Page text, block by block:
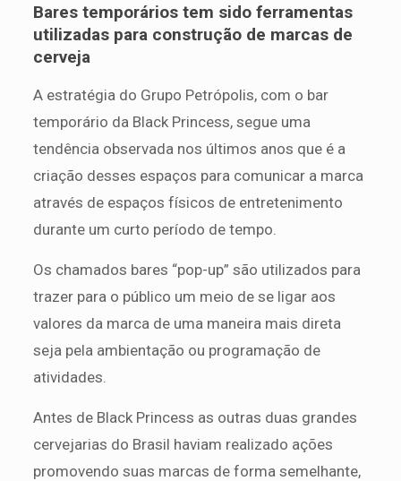
Bares temporários tem sido ferramentas
utilizadas para construção de marcas de
cerveja
A estratégia do Grupo Petrópolis, com o bar
temporário da Black Princess, segue uma
tendência observada nos últimos anos que é a
criação desses espaços para comunicar a marca
através de espaços físicos de entretenimento
durante um curto período de tempo.
Os chamados bares “pop-up” são utilizados para
trazer para o público um meio de se ligar aos
valores da marca de uma maneira mais direta
seja pela ambientação ou programação de
atividades.
Antes de Black Princess as outras duas grandes
cervejarias do Brasil haviam realizado ações
promovendo suas marcas de forma semelhante,